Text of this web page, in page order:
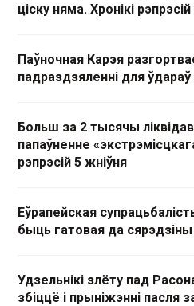
ціску няма. Хронікі
Паўночная Карэя
падраздзяленні для ўдараў
Больш за 2 тысячы
папаўненне
рэпрэсій 5 жніўня
Еўрапейская
быць гатовая да
Удзельнікі злёту пад
збіццё і прыніжэнні пасля